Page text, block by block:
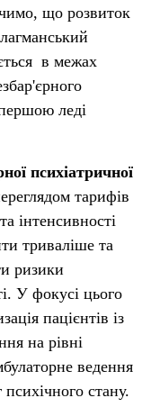
що розвиток
в межах
леді
психіатричної
тарифів
інтенсивності
триваліше та
ризики
У фокусі цього
пацієнтів із
на рівні
ведення
психічного стану.